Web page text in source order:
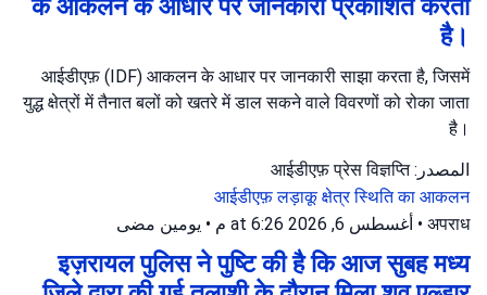
है।
आईडीएफ़ (IDF) आकलन के आधार पर जानकारी साझा करता है, जिसमें
युद्ध क्षेत्रों में तैनात बलों को खतरे में डाल सकने वाले विवरणों को रोका जाता
है।
المصدر: आईडीएफ़ प्रेस विज्ञप्ति
आईडीएफ़लड़ाकू क्षेत्रस्थिति का आकलन
अपराध
• أغسطس 6, 2026 at 6:26 م • يومين مضى
इज़रायल पुलिस ने पुष्टि की है कि आज सुबह मध्य